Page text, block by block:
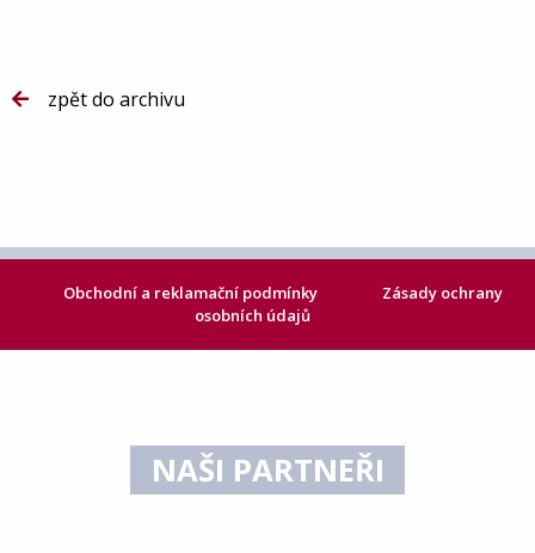
zpět do archivu
Obchodní a reklamační podmínky
Zásady ochrany
osobních údajů
NAŠI PARTNEŘI